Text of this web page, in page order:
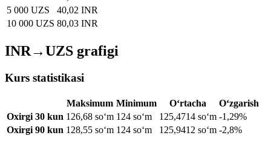
5 000 UZS
40,02 INR
10 000 UZS 80,03 INR
INR→UZS grafigi
Kurs statistikasi
Maksimum Minimum O‘rtacha
O‘zgarish
Oxirgi 30 kun 126,68 soʻm 124 soʻm 125,4714 soʻm -1,29%
Oxirgi 90 kun 128,55 soʻm 124 soʻm 125,9412 soʻm -2,8%